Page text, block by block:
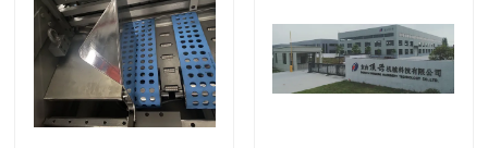
Έλεγχος ποιότητας
Επικοινωνήστε μαζί μας